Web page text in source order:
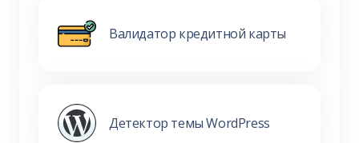
Валидатор кредитной карты
Детектор темы WordPress